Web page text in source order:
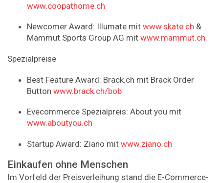
www.coopathome.ch
Newcomer Award: Illumate mit www.skate.ch &
Mammut Sports Group AG mit www.mammut.ch
Spezialpreise
Best Feature Award: Brack.ch mit Brack Order
Button www.brack.ch/bob
Evecommerce Spezialpreis: About you mit
www.aboutyou.ch
Startup Award: Ziano mit www.ziano.ch
Einkaufen ohne Menschen
Im Vorfeld der Preisverleihung stand die E-Commerce-